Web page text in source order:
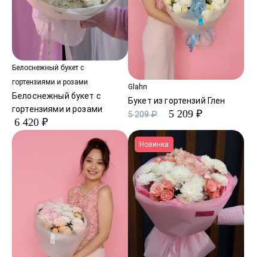
Белоснежный букет с
гортензиями и розами
Белоснежный букет с
гортензиями и розами
6 420 ₽
Glahn
Букет из гортензий Глен
5 209 ₽
5 209 ₽
Новинка